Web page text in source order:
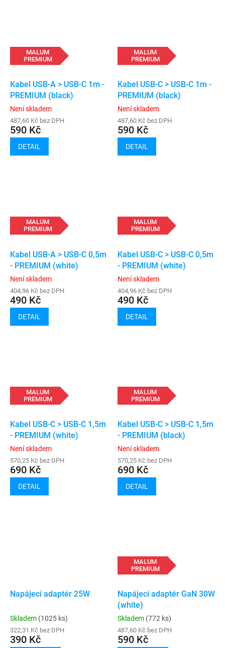
MALUM
PREMIUM
Kabel USB-A > USB-C 1m -
PREMIUM (black)
Není skladem
487,60 Kč bez DPH
590 Kč
DETAIL
MALUM
PREMIUM
Kabel USB-C > USB-C 1m -
PREMIUM (black)
Není skladem
487,60 Kč bez DPH
590 Kč
DETAIL
MALUM
PREMIUM
Kabel USB-A > USB-C 0,5m
- PREMIUM (white)
Není skladem
404,96 Kč bez DPH
490 Kč
DETAIL
MALUM
PREMIUM
Kabel USB-C > USB-C 0,5m
- PREMIUM (white)
Není skladem
404,96 Kč bez DPH
490 Kč
DETAIL
MALUM
PREMIUM
Kabel USB-C > USB-C 1,5m
- PREMIUM (white)
Není skladem
570,25 Kč bez DPH
690 Kč
DETAIL
MALUM
PREMIUM
Kabel USB-C > USB-C 1,5m
- PREMIUM (black)
Není skladem
570,25 Kč bez DPH
690 Kč
DETAIL
Napájecí adaptér 25W
Skladem (1025 ks)
322,31 Kč bez DPH
390 Kč
MALUM
PREMIUM
Napájecí adaptér GaN 30W
(white)
Skladem (772 ks)
487,60 Kč bez DPH
590 Kč